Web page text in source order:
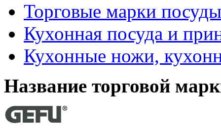
Торговые марки посуды
Кухонная посуда и
Кухонные ножи,
Название торговой